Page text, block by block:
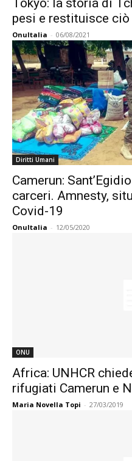
Tokyo: la storia di
pesi e restituisce
OnuItalia - 06/08/2021
Diritti Umani
Camerun:
carceri. Amnesty,
Covid-19
OnuItalia - 12/05/2020
ONU
Africa: UNHCR
rifugiati Camerun e
Maria Novella Topi - 27/03/2019